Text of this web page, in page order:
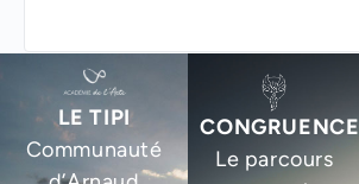
LE TIPI
Communauté
CONGRUENCE
Le parcours